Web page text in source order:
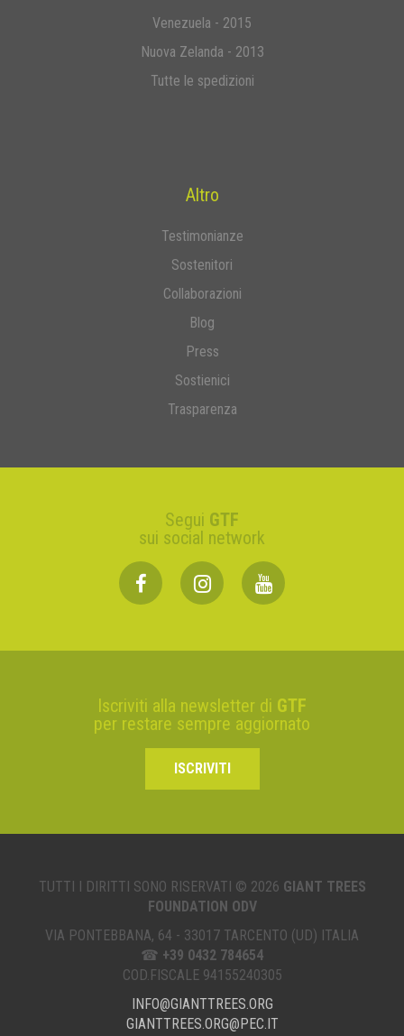
Venezuela - 2015
Nuova Zelanda - 2013
Tutte le spedizioni
Altro
Testimonianze
Sostenitori
Collaborazioni
Blog
Press
Sostienici
Trasparenza
Segui GTF
sui social network
Iscriviti alla newsletter di GTF
per restare sempre aggiornato
ISCRIVITI
TUTTI I DIRITTI SONO RISERVATI © 2026 GIANT TREES
FOUNDATION ODV
VIA PONTEBBANA, 64 - 33017 TARCENTO (UD) ITALIA
☎ +39 0432 784654
COD.FISCALE 94155240305
INFO@GIANTTREES.ORG
GIANTTREES.ORG@PEC.IT